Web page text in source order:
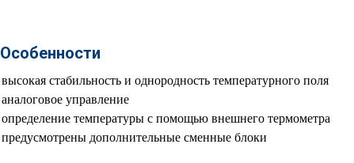
Особенности
высокая стабильность и однородность температурного поля
аналоговое управление
определение температуры с помощью внешнего термометра
предусмотрены дополнительные сменные блоки